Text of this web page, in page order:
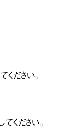
ださい。
ください。